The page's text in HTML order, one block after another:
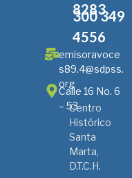
8283
300 349
4556
emisoravoce
s89.4@sdpss.
org
Calle 16 No. 6
– 53Centro
Histórico
Santa
Marta,
D.T.C.H.